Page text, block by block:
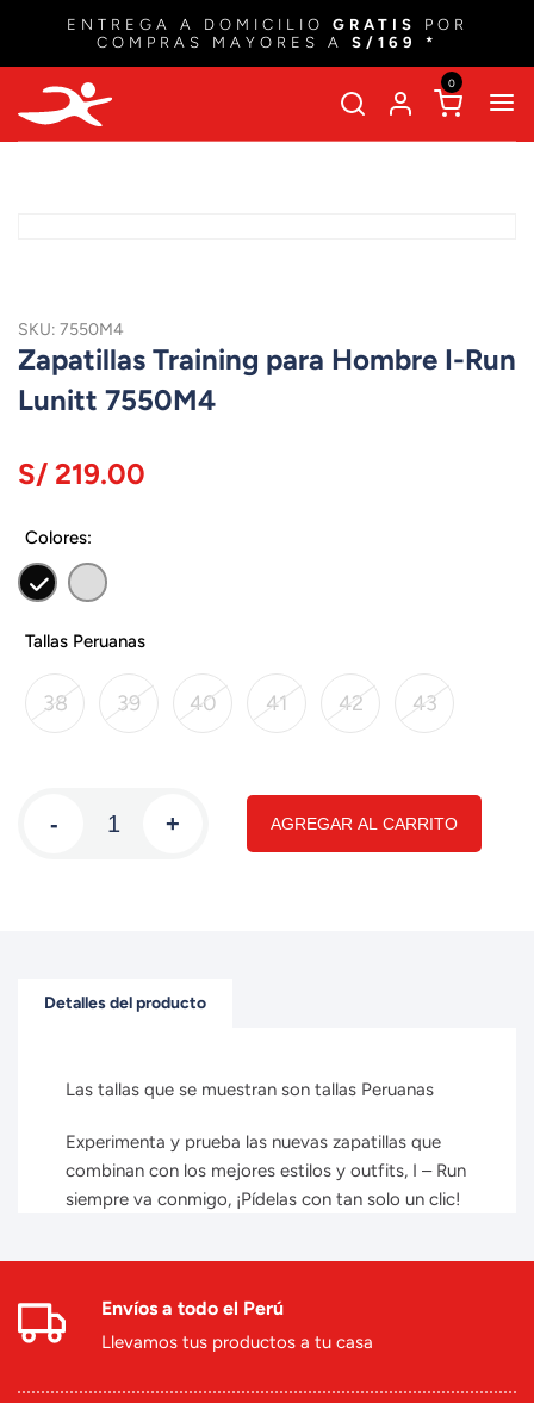
ENTREGA A DOMICILIO GRATIS
POR
COMPRAS MAYORES A S/169 *
0
SKU: 7550M4
Zapatillas Training para Hombre I-Run
Lunitt 7550M4
S/ 219.00
Colores:
Tallas Peruanas
38 39 40 41 42 43
- + AGREGAR AL CARRITO
Detalles del producto
Las tallas que se muestran son tallas Peruanas
Experimenta y prueba las nuevas zapatillas que
combinan con los mejores estilos y outfits, I – Run
siempre va conmigo, ¡Pídelas con tan solo un clic!
Envíos a todo el Perú
Llevamos tus productos a tu casa